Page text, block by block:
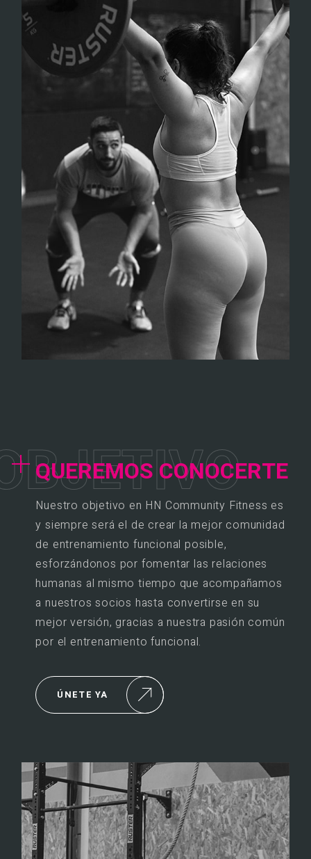
BJETIVO
QUEREMOS CONOCERTE
Nuestro objetivo en HN Community Fitness es
y siempre será el de crear la mejor comunidad
de entrenamiento funcional posible,
esforzándonos por fomentar las relaciones
humanas al mismo tiempo que acompañamos
a nuestros socios hasta convertirse en su
mejor versión, gracias a nuestra pasión común
por el entrenamiento funcional.
ÚNETE YA